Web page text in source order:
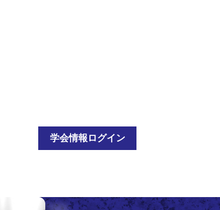
学会情報ログイン